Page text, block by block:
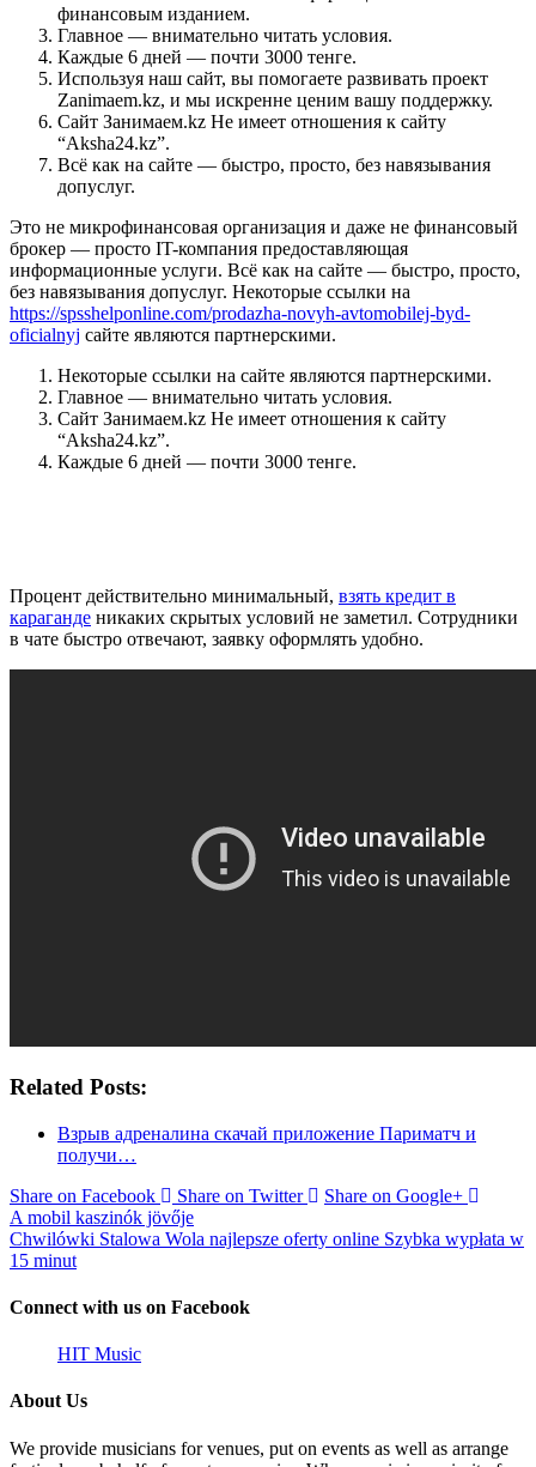
финансовым изданием.
Главное — внимательно читать условия.
Каждые 6 дней — почти 3000 тенге.
Используя наш сайт, вы помогаете развивать проект
Zanimaem.kz, и мы искренне ценим вашу поддержку.
Сайт Занимаем.kz Не имеет отношения к сайту
“Aksha24.kz”.
Всё как на сайте — быстро, просто, без навязывания
допуслуг.
Это не микрофинансовая организация и даже не финансовый
брокер — просто IT-компания предоставляющая
информационные услуги. Всё как на сайте — быстро, просто,
без навязывания допуслуг. Некоторые ссылки на
https://spsshelponline.com/prodazha-novyh-avtomobilej-byd-
oficialnyj сайте являются партнерскими.
Некоторые ссылки на сайте являются партнерскими.
Главное — внимательно читать условия.
Сайт Занимаем.kz Не имеет отношения к сайту
“Aksha24.kz”.
Каждые 6 дней — почти 3000 тенге.
Процент действительно минимальный, взять кредит в
караганде никаких скрытых условий не заметил. Сотрудники
в чате быстро отвечают, заявку оформлять удобно.
Related Posts:
Взрыв адреналина скачай приложение Париматч и
получи…
Share on Facebook
Share on Twitter
Share on Google+
A mobil kaszinók jövője
Chwilówki Stalowa Wola najlepsze oferty online Szybka wypłata w
15 minut
Connect with us on Facebook
HIT Music
About Us
We provide musicians for venues, put on events as well as arrange